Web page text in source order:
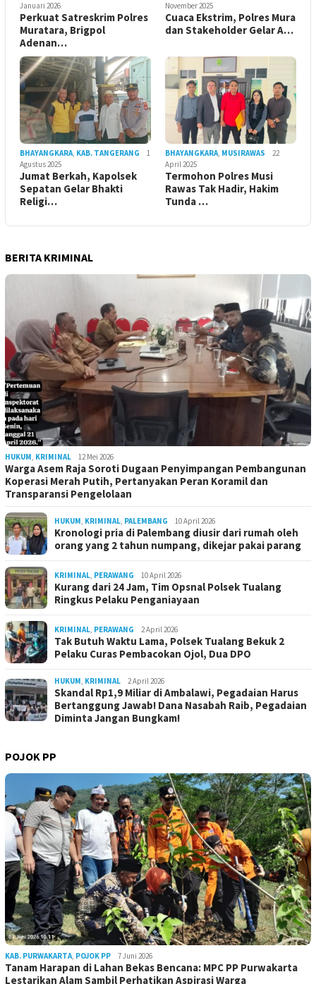
Januari 2026
Perkuat Satreskrim Polres
Muratara, Brigpol
Adenan…
November 2025
Cuaca Ekstrim, Polres Mura
dan Stakeholder Gelar A…
BHAYANGKARA, KAB. TANGERANG
1
Agustus 2025
Jumat Berkah, Kapolsek
Sepatan Gelar Bhakti
Religi…
BHAYANGKARA, MUSIRAWAS
22
April 2025
Termohon Polres Musi
Rawas Tak Hadir, Hakim
Tunda …
BERITA KRIMINAL
HUKUM, KRIMINAL 12 Mei 2026
Warga Asem Raja Soroti Dugaan Penyimpangan Pembangunan
Koperasi Merah Putih, Pertanyakan Peran Koramil dan
Transparansi Pengelolaan
HUKUM, KRIMINAL, PALEMBANG 10 April 2026
Kronologi pria di Palembang diusir dari rumah oleh
orang yang 2 tahun numpang, dikejar pakai parang
KRIMINAL, PERAWANG 10 April 2026
Kurang dari 24 Jam, Tim Opsnal Polsek Tualang
Ringkus Pelaku Penganiayaan
KRIMINAL, PERAWANG 2 April 2026
Tak Butuh Waktu Lama, Polsek Tualang Bekuk 2
Pelaku Curas Pembacokan Ojol, Dua DPO
HUKUM, KRIMINAL 2 April 2026
Skandal Rp1,9 Miliar di Ambalawi, Pegadaian Harus
Bertanggung Jawab! Dana Nasabah Raib, Pegadaian
Diminta Jangan Bungkam!
POJOK PP
KAB. PURWAKARTA, POJOK PP 7 Juni 2026
Tanam Harapan di Lahan Bekas Bencana: MPC PP Purwakarta
Lestarikan Alam Sambil Perhatikan Aspirasi Warga